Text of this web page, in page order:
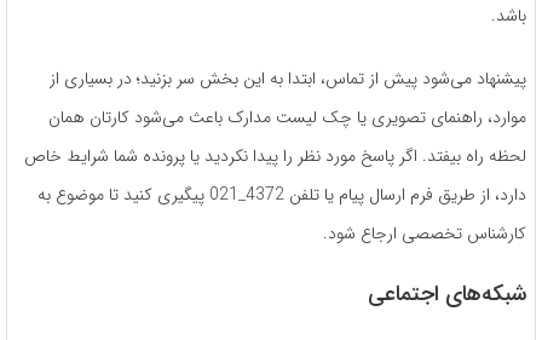
باشد.
پیشنهاد می‌شود پیش از تماس، ابتدا به این بخش سر بزنید؛ در بسیاری از
موارد، راهنمای تصویری یا چک لیست مدارک باعث می‌شود کارتان همان
لحظه راه بیفتد. اگر پاسخ مورد نظر را پیدا نکردید یا پرونده شما شرایط خاص
دارد، از طریق فرم ارسال پیام یا تلفن 4372_021 پیگیری کنید تا موضوع به
کارشناس تخصصی ارجاع شود.
شبکه‌های اجتماعی